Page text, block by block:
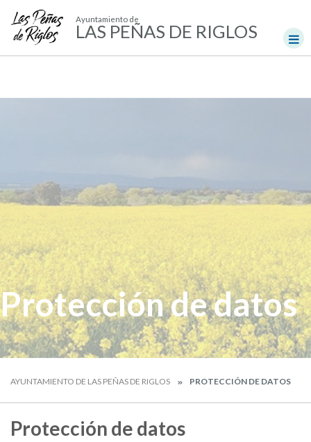
Ayuntamiento de
LAS PEÑAS DE RIGLOS
Protección de datos
AYUNTAMIENTO DE LAS PEÑAS DE RIGLOS PROTECCIÓN DE DATOS
Protección de datos